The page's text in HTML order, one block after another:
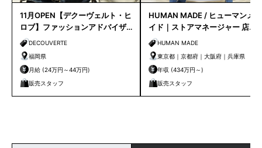
11月OPEN【デクーヴェルト・ヒ
ロブ】ファッションアドバイザ
ー｜天神店
DECOUVERTE
福岡県
月給 (24万円～44万円)
販売スタッフ
HUMAN MADE / ヒューマンメ
イド｜ストアマネージャー 店長
候補HUMAN MADE
東京都｜京都府｜大阪府｜兵庫県
年収 (434万円～)
販売スタッフ